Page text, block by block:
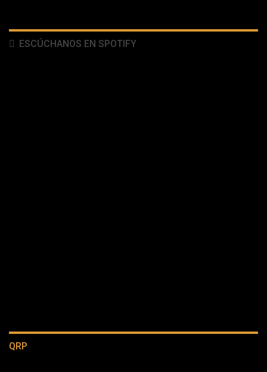
ESCÚCHANOS EN SPOTIFY
QRP